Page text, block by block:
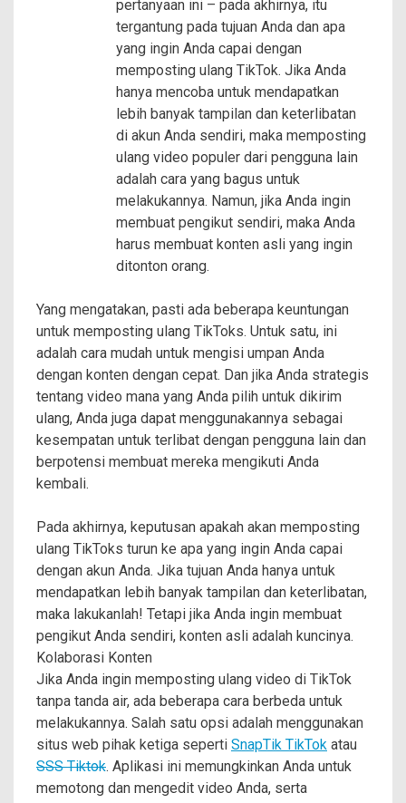
pertanyaan ini – pada akhirnya, itu
tergantung pada tujuan Anda dan apa
yang ingin Anda capai dengan
memposting ulang TikTok. Jika Anda
hanya mencoba untuk mendapatkan
lebih banyak tampilan dan keterlibatan
di akun Anda sendiri, maka memposting
ulang video populer dari pengguna lain
adalah cara yang bagus untuk
melakukannya. Namun, jika Anda ingin
membuat pengikut sendiri, maka Anda
harus membuat konten asli yang ingin
ditonton orang.
Yang mengatakan, pasti ada beberapa keuntungan
untuk memposting ulang TikToks. Untuk satu, ini
adalah cara mudah untuk mengisi umpan Anda
dengan konten dengan cepat. Dan jika Anda strategis
tentang video mana yang Anda pilih untuk dikirim
ulang, Anda juga dapat menggunakannya sebagai
kesempatan untuk terlibat dengan pengguna lain dan
berpotensi membuat mereka mengikuti Anda
kembali.
Pada akhirnya, keputusan apakah akan memposting
ulang TikToks turun ke apa yang ingin Anda capai
dengan akun Anda. Jika tujuan Anda hanya untuk
mendapatkan lebih banyak tampilan dan keterlibatan,
maka lakukanlah! Tetapi jika Anda ingin membuat
pengikut Anda sendiri, konten asli adalah kuncinya.
Kolaborasi Konten
Jika Anda ingin memposting ulang video di TikTok
tanpa tanda air, ada beberapa cara berbeda untuk
melakukannya. Salah satu opsi adalah menggunakan
situs web pihak ketiga seperti SnapTik TikTok atau
SSS Tiktok. Aplikasi ini memungkinkan Anda untuk
memotong dan mengedit video Anda, serta